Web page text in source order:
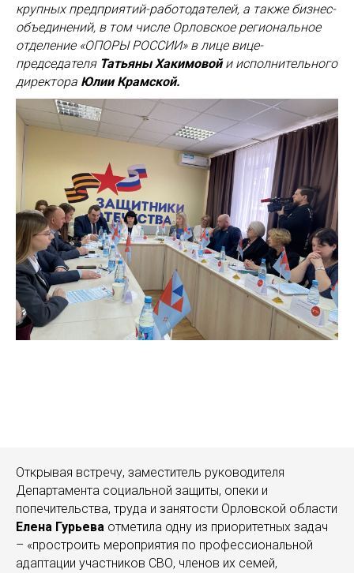
крупных предприятий-работодателей, а также бизнес-
объединений, в том числе Орловское региональное
отделение «ОПОРЫ РОССИИ» в лице вице-
председателя Татьяны Хакимовойи исполнительного
директора Юлии Крамской.
Открывая встречу, заместитель руководителя
Департамента социальной защиты, опеки и
попечительства, труда и занятости Орловской области
Елена Гурьева отметила одну из приоритетных задач
– «простроить мероприятия по профессиональной
адаптации участников СВО, членов их семей,